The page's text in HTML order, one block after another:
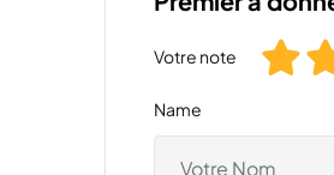
Votre note
Name